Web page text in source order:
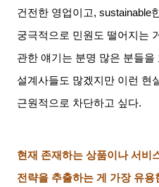
건전한 영업이고, sustainable
궁극적으로 민원도 떨어지는
관한 얘기는 분명 많은 분들을
설계사들도 많겠지만 이런 현
근원적으로 차단하고 싶다.
현재 존재하는 상품이나 서비
전략을 추출하는 게 가장 유용